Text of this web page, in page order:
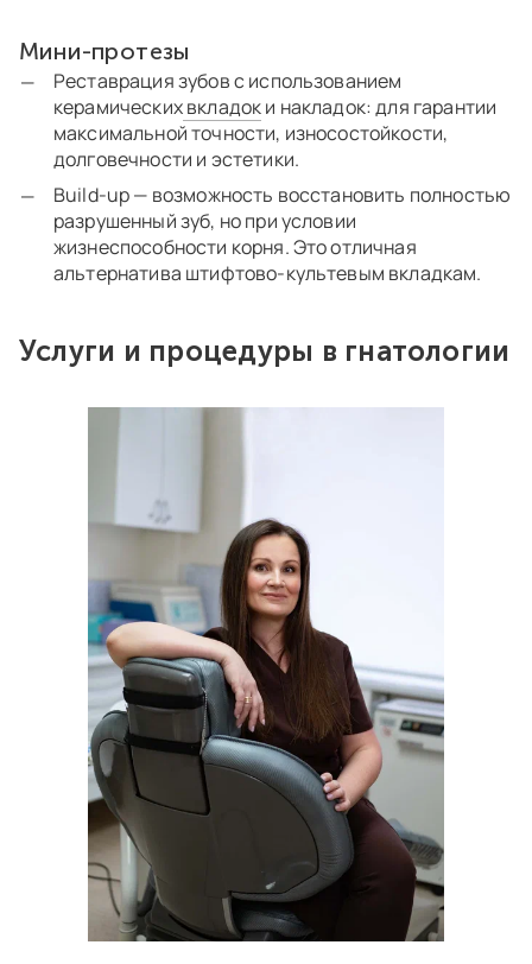
Мини-протезы
Реставрация зубов с использованием
керамическихвкладоки накладок: для гарантии
максимальной точности, износостойкости,
долговечности и эстетики.
Build-up — возможность восстановить полностью
разрушенный зуб, но при условии
жизнеспособности корня. Это отличная
альтернатива штифтово-культевым вкладкам.
Услуги и процедуры в гнатологии